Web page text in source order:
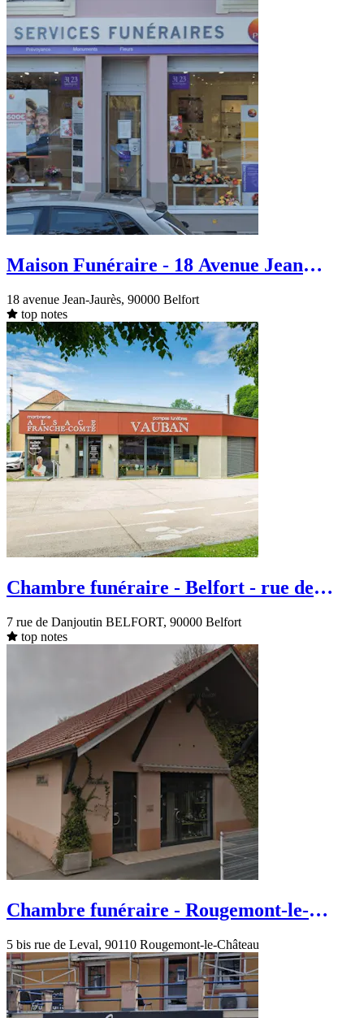
Maison Funéraire - 18 Avenue Jean
18 avenue Jean-Jaurès, 90000 Belfort
top notes
Chambre funéraire - Belfort - rue de
7 rue de Danjoutin BELFORT, 90000 Belfort
top notes
Chambre funéraire - Rougemont-le-
5 bis rue de Leval, 90110 Rougemont-le-Château